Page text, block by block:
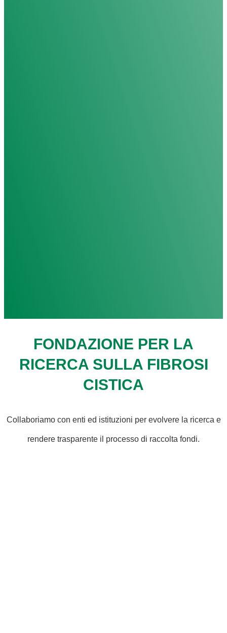
FONDAZIONE PER LA
RICERCA SULLA FIBROSI
CISTICA
Collaboriamo con enti ed istituzioni per evolvere la ricerca e
rendere trasparente il processo di raccolta fondi.